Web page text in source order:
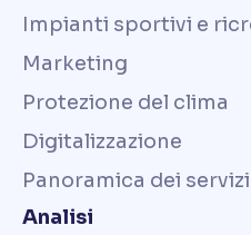
Impianti sportivi e
Marketing
Protezione del clima
Digitalizzazione
Panoramica dei servizi
Analisi